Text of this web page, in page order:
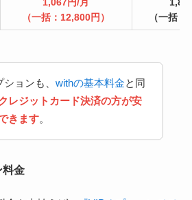
（一括：12,800円）
（一括
ョンも、 withの基本料金と同
レジットカード決済の方が安
きます。
料金